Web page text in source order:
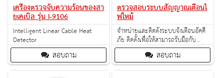
เครื่องตรวจจับความร้อนของสา
ยเคเบิล รุ่น I-9106
Intelligent Linear Cable Heat
Detector
สอบถาม
ตรวจสอบระบบสัญญาณเตือนไ
ฟไหม้
จำหน่ายและติดตั้งระบบจ้งเตือนอัคคี
ภัย ติดตั้งเพื่อให้สามารถรับมือกับ
เหตุการณ์เพลิงไหม้ได้อย่างรวดเร็วเมื่อ
เกิดเหตุ จะทำให้ทั้งสามารถช่วยชีวิต
ผู้คน รวมไปถึงป้องกันการเสียหายของ
สอบถาม